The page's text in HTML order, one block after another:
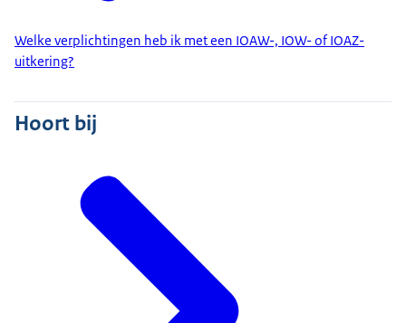
Welke verplichtingen heb ik met een IOAW-, IOW- of IOAZ-
uitkering?
Hoort bij